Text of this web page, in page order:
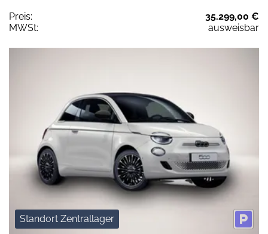
Preis:
35.299,00 €
MWSt:
ausweisbar
Standort Zentrallager